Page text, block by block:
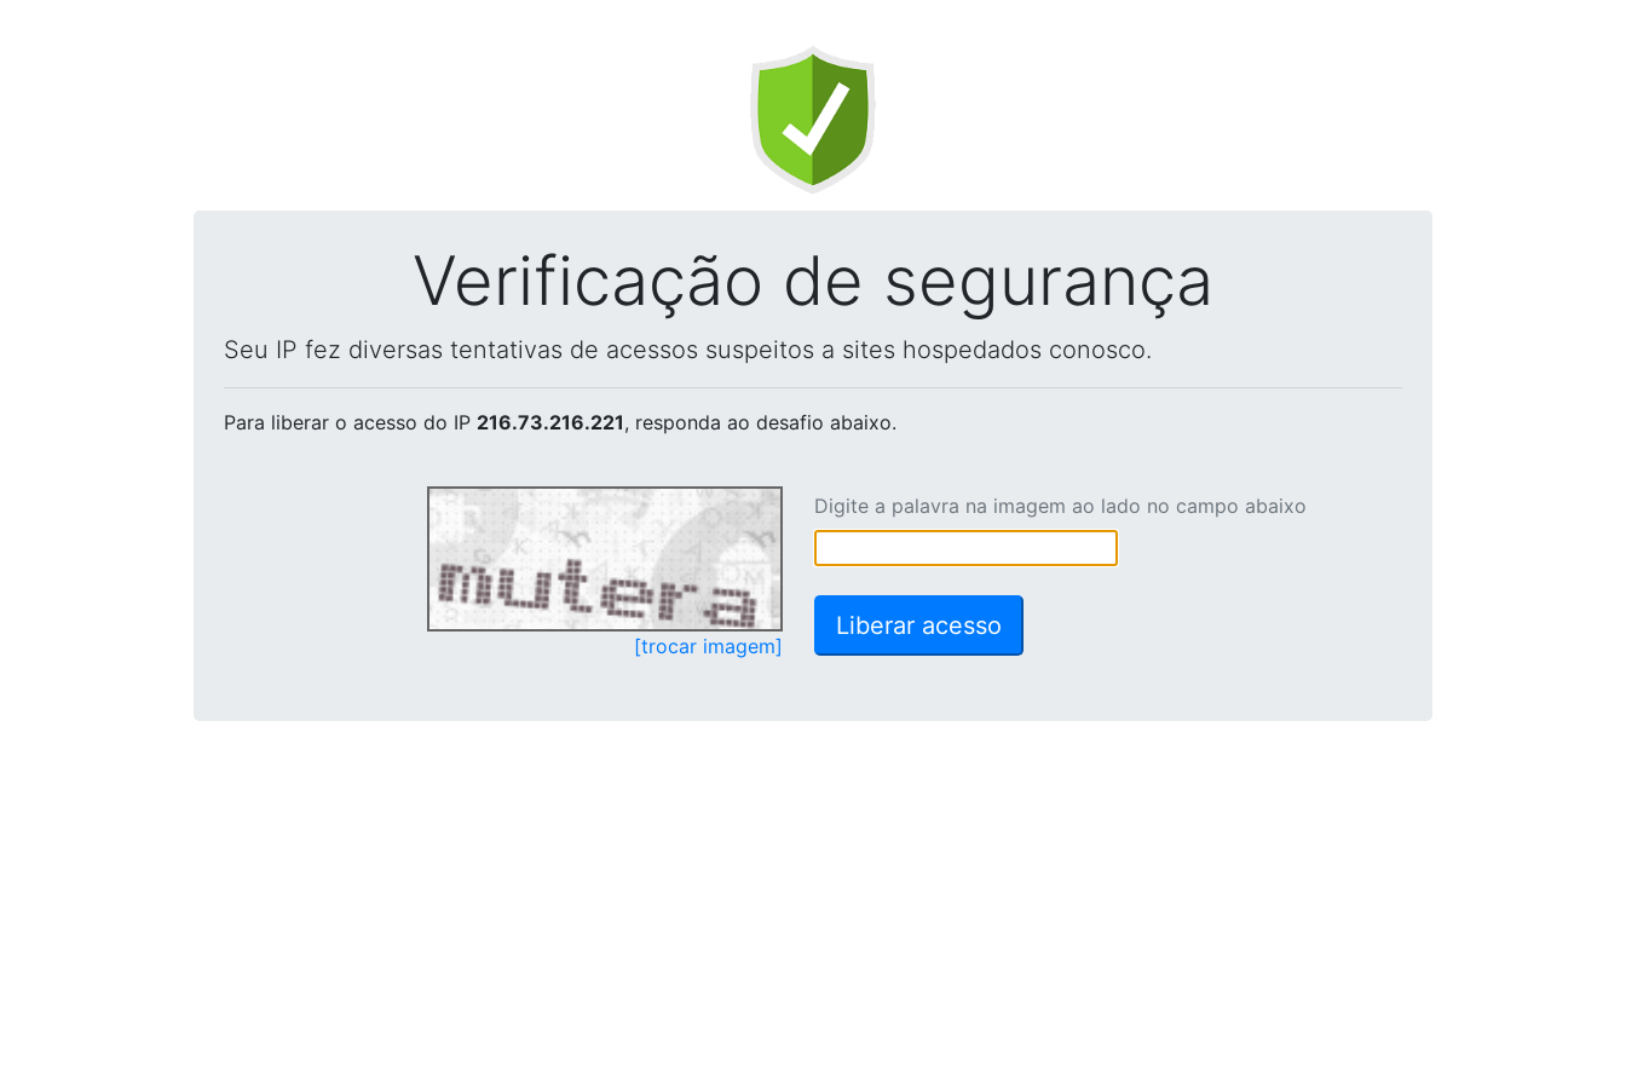
Verificação de segurança
Seu IP fez diversas tentativas de acessos suspeitos a sites hospedados conosco.
Para liberar o acesso do IP 216.73.216.221, responda ao desafio abaixo.
[trocar imagem]
Digite a palavra na imagem ao lado no campo abaixo